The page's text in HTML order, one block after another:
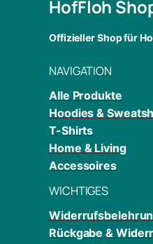
HofFloh
Offizieller Shop für
NAVIGATION
Alle Produkte
Hoodies &
T-Shirts
Home & Living
Accessoires
WICHTIGES
Rückgabe &